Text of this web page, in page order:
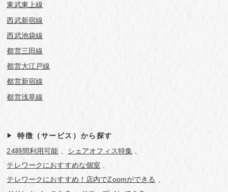
東武東上線
西武新宿線
西武池袋線
都営三田線
都営大江戸線
都営新宿線
都営浅草線
特徴（サービス）から探す
24時間利用可能
シェアオフィス特集
テレワークにおすすめな個室
テレワークにおすすめ！店内でZoomができる